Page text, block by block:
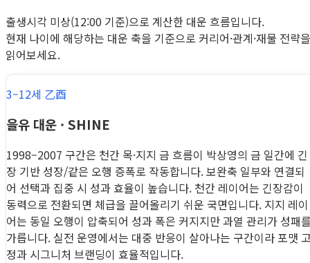
출생시각 미상(12:00 기준)으로 계산한 대운 흐름입니다.
현재 나이에 해당하는 대운 축을 기준으로 커리어·관계·재물 전략을
읽어보세요.
3–12세 乙酉
을유 대운 · SHINE
1998–2007 구간은 천간 목·지지 금 흐름이 박상영의 금 일간에 긴
장 기반 성장/같은 오행 증폭로 작동합니다. 보완축 일부와 연결되
어 선택과 집중 시 성과 효율이 높습니다. 천간 레이어는 긴장감이
동력으로 전환되면 체급을 끌어올리기 쉬운 국면입니다. 지지 레이
어는 동일 오행이 압축되어 성과 폭은 커지지만 과열 관리가 성패
가릅니다. 실전 운영에서는 대중 반응이 살아나는 구간이라 포맷
정과 시그니처 브랜딩이 효율적입니다.